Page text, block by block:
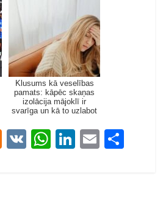
Klusums kā veselības
pamats: kāpēc skaņas
izolācija mājoklī ir
svarīga un kā to uzlabot
O V W Li E